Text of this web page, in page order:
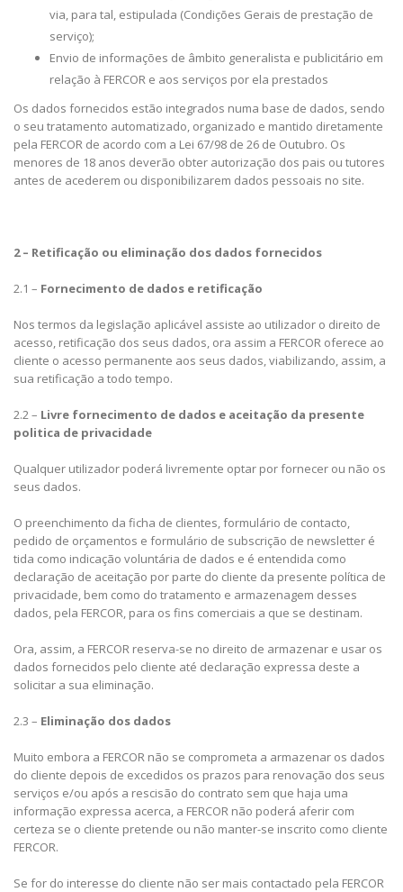
via, para tal, estipulada (Condições Gerais de prestação de
serviço);
Envio de informações de âmbito generalista e publicitário em
relação à FERCOR e aos serviços por ela prestados
Os dados fornecidos estão integrados numa base de dados, sendo
o seu tratamento automatizado, organizado e mantido diretamente
pela FERCOR de acordo com a Lei 67/98 de 26 de Outubro. Os
menores de 18 anos deverão obter autorização dos pais ou tutores
antes de acederem ou disponibilizarem dados pessoais no site.
2 – Retificação ou eliminação dos dados fornecidos
2.1 – Fornecimento de dados e retificação
Nos termos da legislação aplicável assiste ao utilizador o direito de
acesso, retificação dos seus dados, ora assim a FERCOR oferece ao
cliente o acesso permanente aos seus dados, viabilizando, assim, a
sua retificação a todo tempo.
2.2 – Livre fornecimento de dados e aceitação da presente
politica de privacidade
Qualquer utilizador poderá livremente optar por fornecer ou não os
seus dados.
O preenchimento da ficha de clientes, formulário de contacto,
pedido de orçamentos e formulário de subscrição de newsletter é
tida como indicação voluntária de dados e é entendida como
declaração de aceitação por parte do cliente da presente política de
privacidade, bem como do tratamento e armazenagem desses
dados, pela FERCOR, para os fins comerciais a que se destinam.
Ora, assim, a FERCOR reserva-se no direito de armazenar e usar os
dados fornecidos pelo cliente até declaração expressa deste a
solicitar a sua eliminação.
2.3 – Eliminação dos dados
Muito embora a FERCOR não se comprometa a armazenar os dados
do cliente depois de excedidos os prazos para renovação dos seus
serviços e/ou após a rescisão do contrato sem que haja uma
informação expressa acerca, a FERCOR não poderá aferir com
certeza se o cliente pretende ou não manter-se inscrito como cliente
FERCOR.
Se for do interesse do cliente não ser mais contactado pela FERCOR